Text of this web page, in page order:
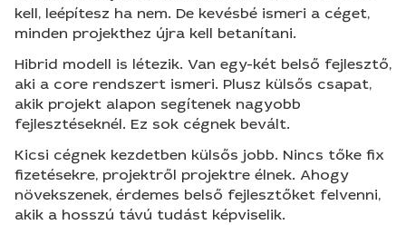
kell, leépítesz ha nem. De kevésbé ismeri a céget,
minden projekthez újra kell betanítani.
Hibrid modell is létezik. Van egy-két belső fejlesztő,
aki a core rendszert ismeri. Plusz külsős csapat,
akik projekt alapon segítenek nagyobb
fejlesztéseknél. Ez sok cégnek bevált.
Kicsi cégnek kezdetben külsős jobb. Nincs tőke fix
fizetésekre, projektről projektre élnek. Ahogy
növekszenek, érdemes belső fejlesztőket felvenni,
akik a hosszú távú tudást képviselik.